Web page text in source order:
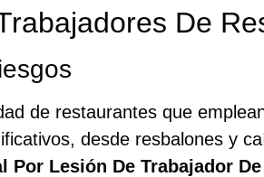
De
de restaurantes que
desde resbalones y
Por Lesión De Trabajador